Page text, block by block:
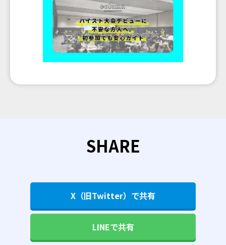
SHARE
X（旧Twitter）で共有
LINEで共有